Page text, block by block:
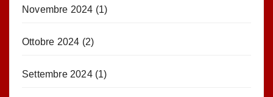
Novembre 2024 (1)
Ottobre 2024 (2)
Settembre 2024(1)